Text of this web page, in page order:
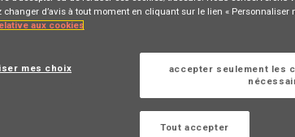
Se connecter
changer d’avis à tout moment en cliquant sur le lien « Personnaliser
aux cookies
mes choix
accepter seulement les
Tout accepter